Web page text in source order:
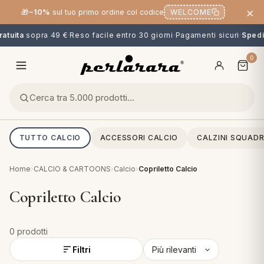
🎁−10% sul tuo primo ordine col codice WELCOME ×
sopra 49 €·Reso facile entro 30 giorni · Pagamenti sicuri·
0
TUTTO CALCIO ACCESSORI CALCIO CALZINI
& CUSCINI
CALCIO & CARTOONS
Home›CALCIO & CARTOONS›Calcio›Copriletto Calcio
Copriletto Calcio
Filtri
0 prodotti